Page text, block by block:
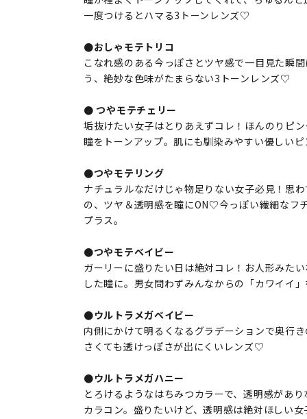
一度つけるとハマる3トーンレンズ♡
●おしゃモテトリコ
こなれ感のある今っぽさとツヤ感で一目見た瞬
う、絶妙な色味がたまらない3トーンレンズ♡
● つやモテチェリー
垢抜けたい女子はとりあえずコレ！ほんのりピ
瞳をトーンアップ。肌にも馴染みやすい優しい
●つやモテリング
ナチュラルなだけじゃ物足りない女子必見！思
の、ツヤ＆透明感を瞳にON♡今っぽい繊細なフ
プラス。
●つやモテベイビー
ガーリーに盛りたい日は絶対コレ！お人形みた
した瞳に。男女問わずみんなからの「カワイイ
●ウルトラメガベイビー
内側にかけて明るくなるグラデーションで奥行
さくても透けっぽさが出にくいレンズ♡
●ウルトラメガハニー
とろけるようなはちみつカラーで、透明感があ
カラコン。盛りたいけど、透明感は絶対ほしい